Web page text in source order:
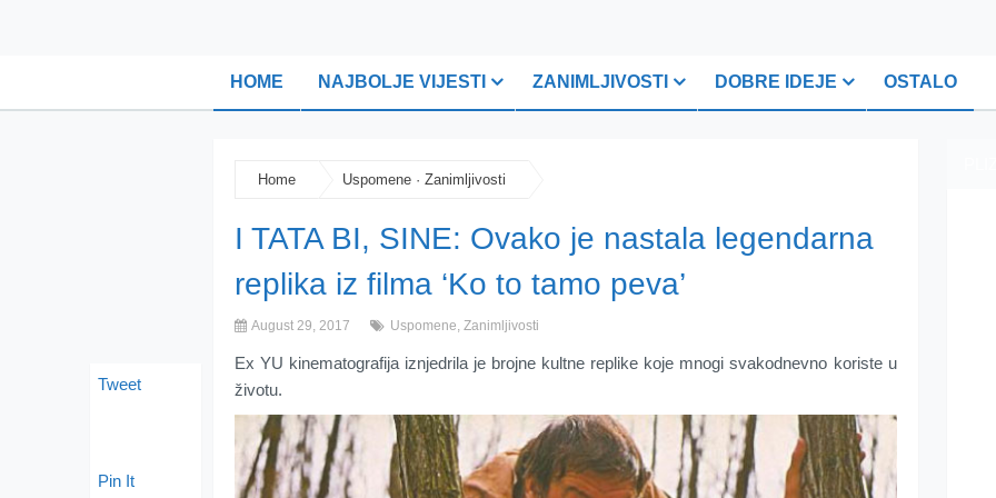
HOME NAJBOLJE VIJESTI ZANIMLJIVOSTI DOBRE IDEJE OSTALO
Home Uspomene · Zanimljivosti
I TATA BI, SINE: Ovako je nastala legendarna
replika iz filma ‘Ko to tamo peva’
August 29, 2017 Uspomene, Zanimljivosti
Ex YU kinematografija iznjedrila je brojne kultne replike koje mnogi svakodnevno koriste u
životu.
Tweet
Pin It